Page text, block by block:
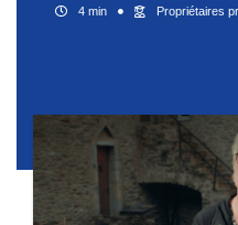
4 min Propriétaires